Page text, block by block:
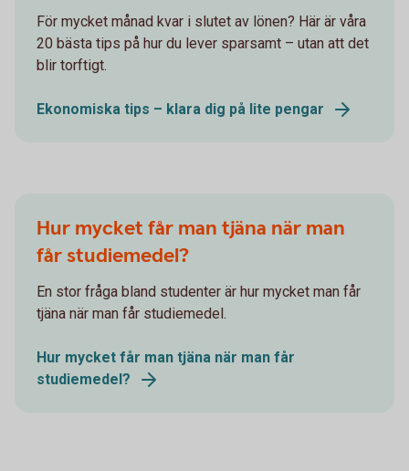
För mycket månad kvar i slutet av lönen? Här är våra
20 bästa tips på hur du lever sparsamt – utan att det
blir torftigt.
Ekonomiska tips – klara dig på lite pengar
Hur mycket får man tjäna när man
får studiemedel?
En stor fråga bland studenter är hur mycket man får
tjäna när man får studiemedel.
Hur mycket får man tjäna när man får
studiemedel?